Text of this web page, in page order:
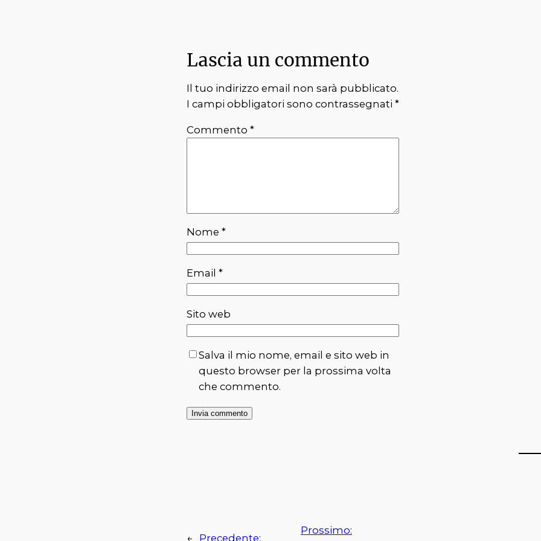
Lascia un commento
Il tuo indirizzo email non sarà pubblicato.
I campi obbligatori sono contrassegnati*
Commento*
Nome*
Email*
Sito web
Salva il mio nome, email e sito web in
questo browser per la prossima volta
che commento.
← Precedente:
Prossimo: